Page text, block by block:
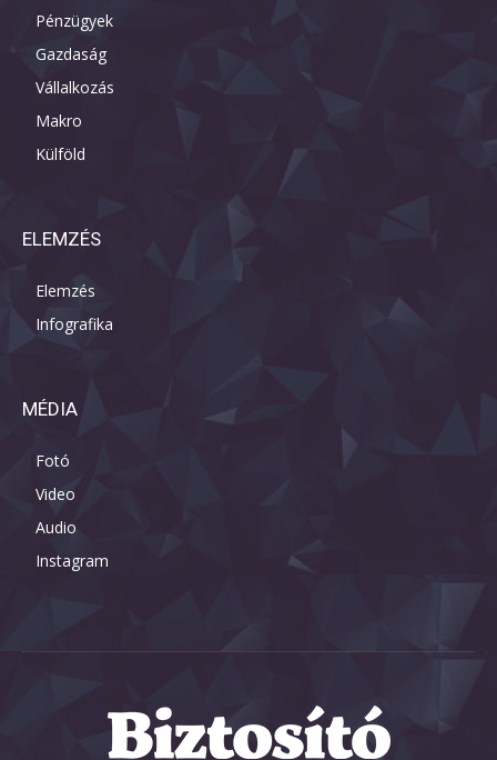
Pénzügyek
Gazdaság
Vállalkozás
Makro
Külföld
ELEMZÉS
Elemzés
Infografika
MÉDIA
Fotó
Video
Audio
Instagram